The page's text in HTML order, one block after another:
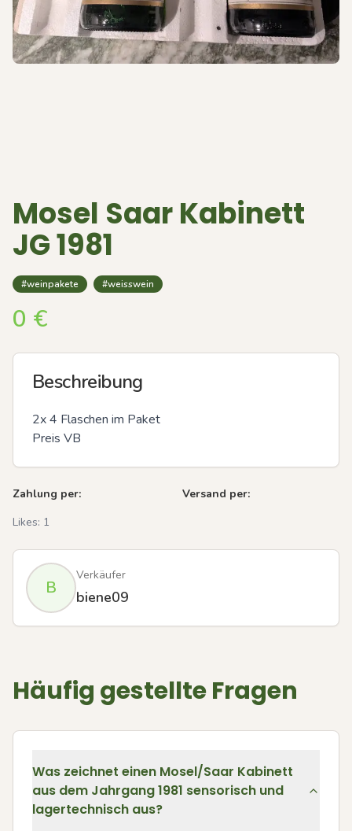
Mosel Saar Kabinett
JG 1981
#weinpakete #weisswein
0 €
Beschreibung
2x 4 Flaschen im Paket
Preis VB
Zahlung per:
Versand per:
Likes: 1
B
Verkäufer
biene09
Häufig gestellte Fragen
Was zeichnet einen Mosel/Saar Kabinett
aus dem Jahrgang 1981 sensorisch und
lagertechnisch aus?